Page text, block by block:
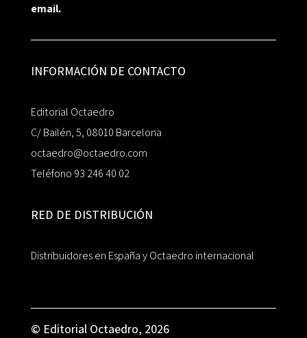
email.
INFORMACIÓN DE CONTACTO
Editorial Octaedro
C/ Bailén, 5, 08010 Barcelona
octaedro@octaedro.com
Teléfono 93 246 40 02
RED DE DISTRIBUCIÓN
Distribuidores en España y Octaedro internacional
© Editorial Octaedro, 2026